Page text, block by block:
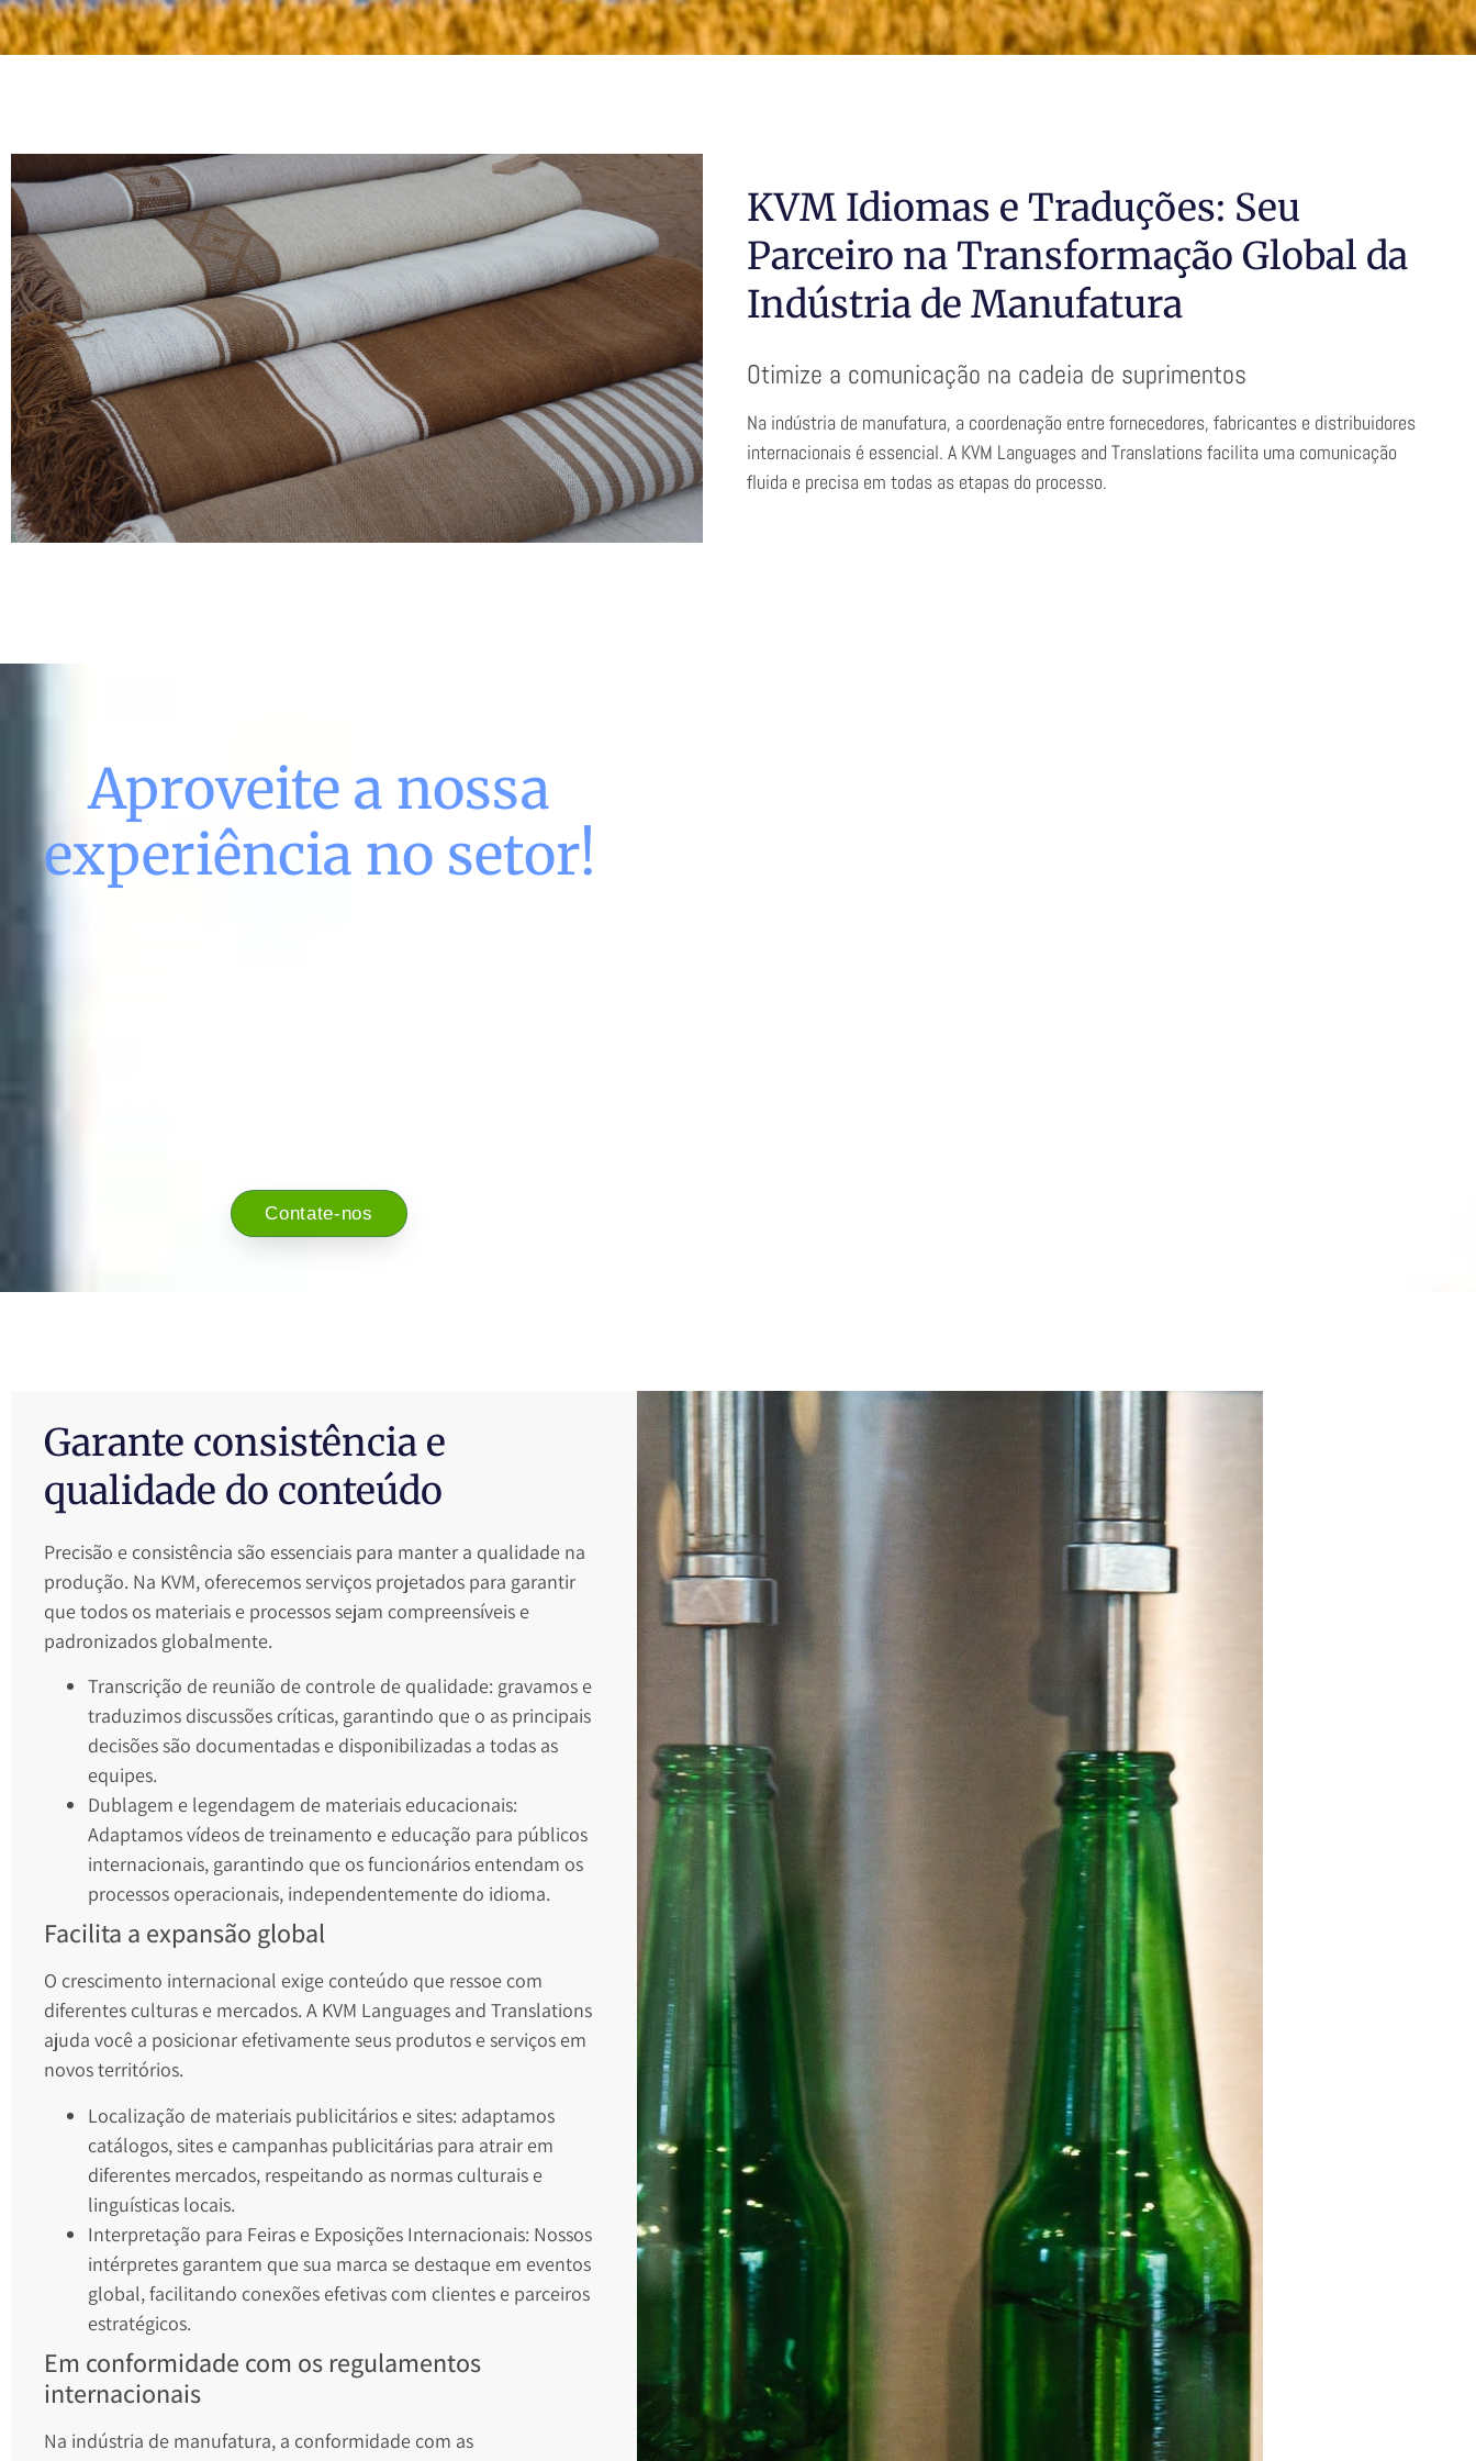
Indústria de
produção
KVM Idiomas e Traduções: Seu
Parceiro na Transformação Global da
Indústria de Manufatura
Otimize a comunicação na cadeia de suprimentos
Na indústria de manufatura, a coordenação entre fornecedores, fabricantes e distribuidores
internacionais é essencial. A KVM Languages and Translations facilita uma comunicação
fluida e precisa em todas as etapas do processo.
Aproveite a nossa
experiência no setor!
Contate-nos
Garante consistência e
qualidade do conteúdo
Precisão e consistência são essenciais para manter a qualidade na
produção. Na KVM, oferecemos serviços projetados para garantir
que todos os materiais e processos sejam compreensíveis e
padronizados globalmente.
Transcrição de reunião de controle de qualidade: gravamos e
traduzimos discussões críticas, garantindo que o as principais
decisões são documentadas e disponibilizadas a todas as
equipes.
Dublagem e legendagem de materiais educacionais:
Adaptamos vídeos de treinamento e educação para públicos
internacionais, garantindo que os funcionários entendam os
processos operacionais, independentemente do idioma.
Facilita a expansão global
O crescimento internacional exige conteúdo que ressoe com
diferentes culturas e mercados. A KVM Languages and Translations
ajuda você a posicionar efetivamente seus produtos e serviços em
novos territórios.
Localização de materiais publicitários e sites: adaptamos
catálogos, sites e campanhas publicitárias para atrair em
diferentes mercados, respeitando as normas culturais e
linguísticas locais.
Interpretação para Feiras e Exposições Internacionais: Nossos
intérpretes garantem que sua marca se destaque em eventos
global, facilitando conexões efetivas com clientes e parceiros
estratégicos.
Em conformidade com os regulamentos
internacionais
Na indústria de manufatura, a conformidade com as